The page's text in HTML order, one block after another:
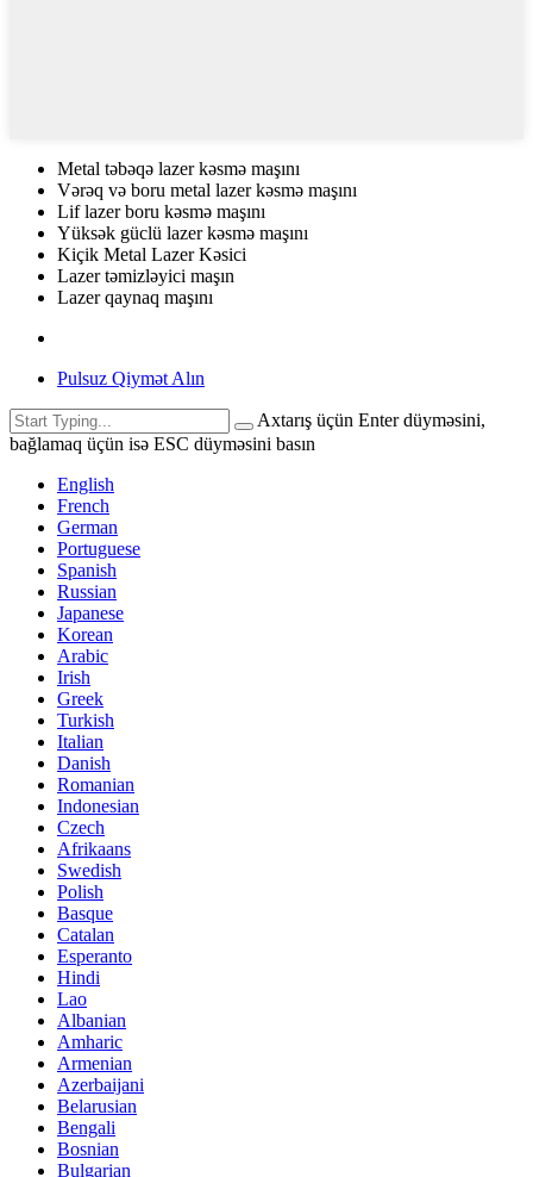
Metal təbəqə lazer kəsmə maşını
Vərəq və boru metal lazer kəsmə maşını
Lif lazer boru kəsmə maşını
Yüksək güclü lazer kəsmə maşını
Kiçik Metal Lazer Kəsici
Lazer təmizləyici maşın
Lazer qaynaq maşını
Pulsuz Qiymət Alın
Axtarış üçün Enter düyməsini,
bağlamaq üçün isə ESC düyməsini basın
English
French
German
Portuguese
Spanish
Russian
Japanese
Korean
Arabic
Irish
Greek
Turkish
Italian
Danish
Romanian
Indonesian
Czech
Afrikaans
Swedish
Polish
Basque
Catalan
Esperanto
Hindi
Lao
Albanian
Amharic
Armenian
Azerbaijani
Belarusian
Bengali
Bosnian
Bulgarian